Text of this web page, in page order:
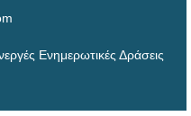
Ενημερωτικές Δράσεις